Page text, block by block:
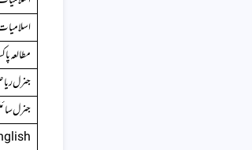
مطالعہ
جنرل
جنرل